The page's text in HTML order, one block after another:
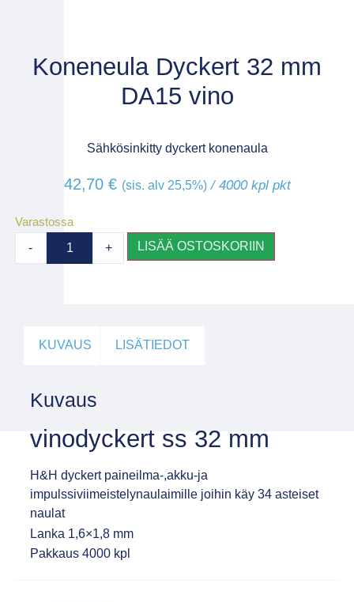
Koneneula Dyckert 32 mm
DA15 vino
Sähkösinkitty dyckert konenaula
42,70 € (sis. alv 25,5%)/ 4000 kpl pkt
Varastossa
- + LISÄÄ OSTOSKORIIN
KUVAUS LISÄTIEDOT
Kuvaus
vinodyckert ss 32 mm
H&H dyckert paineilma-,akku-ja
impulssiviimeistelynaulaimille joihin käy 34 asteiset
naulat
Lanka 1,6×1,8 mm
Pakkaus 4000 kpl